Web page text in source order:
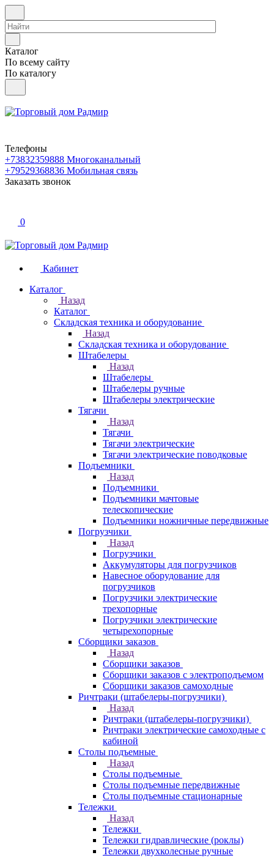
Каталог
По всему сайту
По каталогу
Телефоны
+73832359888 Многоканальный
+79529368836 Мобильная связь
Заказать звонок
0
Кабинет
Каталог
Назад
Каталог
Складская техника и оборудование
Назад
Складская техника и оборудование
Штабелеры
Назад
Штабелеры
Штабелеры ручные
Штабелеры электрические
Тягачи
Назад
Тягачи
Тягачи электрические
Тягачи электрические поводковые
Подъемники
Назад
Подъемники
Подъемники мачтовые
телескопические
Подъемники ножничные передвижные
Погрузчики
Назад
Погрузчики
Аккумуляторы для погрузчиков
Навесное оборудование для
погрузчиков
Погрузчики электрические
трехопорные
Погрузчики электрические
четырехопорные
Сборщики заказов
Назад
Сборщики заказов
Сборщики заказов с электроподъемом
Сборщики заказов самоходные
Ричтраки (штабелеры-погрузчики)
Назад
Ричтраки (штабелеры-погрузчики)
Ричтраки электрические самоходные с
кабиной
Столы подъемные
Назад
Столы подъемные
Столы подъемные передвижные
Столы подъемные стационарные
Тележки
Назад
Тележки
Тележки гидравлические (роклы)
Тележки двухколесные ручные